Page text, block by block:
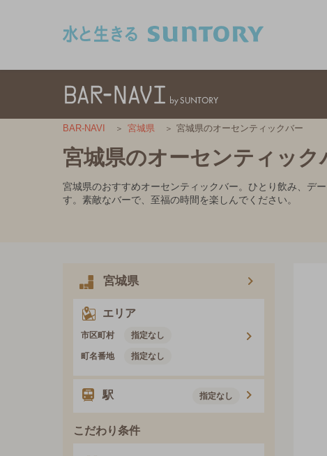
BAR-NAVI 宮城県 宮城県のオーセンティックバー
宮城県のオーセンティック
宮城県のおすすめオーセンティックバー。ひとり飲み、デ
す。素敵なバーで、至福の時間を楽しんでください。
宮城県
エリア
市区町村 指定なし
町名番地 指定なし
駅 指定なし
こだわり条件